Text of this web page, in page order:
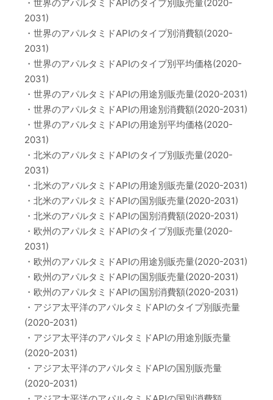
・世界のアパルタミドAPIのタイプ別販売量(2020-
2031)
・世界のアパルタミドAPIのタイプ別消費額(2020-
2031)
・世界のアパルタミドAPIのタイプ別平均価格(2020-
2031)
・世界のアパルタミドAPIの用途別販売量(2020-2031)
・世界のアパルタミドAPIの用途別消費額(2020-2031)
・世界のアパルタミドAPIの用途別平均価格(2020-
2031)
・北米のアパルタミドAPIのタイプ別販売量(2020-
2031)
・北米のアパルタミドAPIの用途別販売量(2020-2031)
・北米のアパルタミドAPIの国別販売量(2020-2031)
・北米のアパルタミドAPIの国別消費額(2020-2031)
・欧州のアパルタミドAPIのタイプ別販売量(2020-
2031)
・欧州のアパルタミドAPIの用途別販売量(2020-2031)
・欧州のアパルタミドAPIの国別販売量(2020-2031)
・欧州のアパルタミドAPIの国別消費額(2020-2031)
・アジア太平洋のアパルタミドAPIのタイプ別販売量
(2020-2031)
・アジア太平洋のアパルタミドAPIの用途別販売量
(2020-2031)
・アジア太平洋のアパルタミドAPIの国別販売量
(2020-2031)